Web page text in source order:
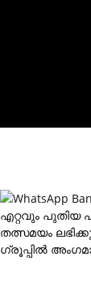
എറ്റവും പുതിയ
തത്സമയം
ഗ്രൂപ്പില്‍